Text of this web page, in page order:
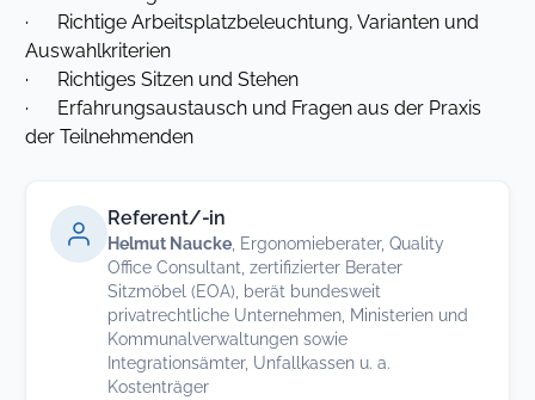
· Richtige Arbeitsplatzbeleuchtung, Varianten und
Auswahlkriterien
· Richtiges Sitzen und Stehen
· Erfahrungsaustausch und Fragen aus der Praxis
der Teilnehmenden
Referent/-in
Helmut Naucke , Ergonomieberater, Quality
Office Consultant, zertifizierter Berater
Sitzmöbel (EOA), berät bundesweit
privatrechtliche Unternehmen, Ministerien und
Kommunalverwaltungen sowie
Integrationsämter, Unfallkassen u. a.
Kostenträger